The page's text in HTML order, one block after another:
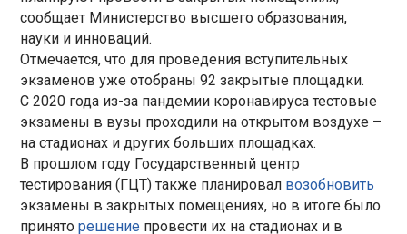
сообщает Министерство высшего образования,
науки и инноваций.
Отмечается, что для проведения вступительных
экзаменов уже отобраны 92 закрытые площадки.
С 2020 года из-за пандемии коронавируса тестовые
экзамены в вузы проходили на открытом воздухе –
на стадионах и других больших площадках.
В прошлом году Государственный центр
тестирования (ГЦТ) также планировал возобновить
экзамены в закрытых помещениях, но в итоге было
приняторешение провести их на стадионах и в